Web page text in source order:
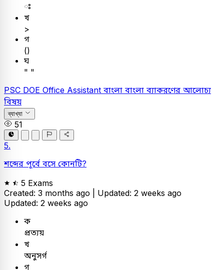
ঃ
খ
>
গ
()
ঘ
" "
PSC DOE Office Assistant বাংলা বাংলা ব্যাকরণের আলোচ্য
বিষয়
ব্যাখ্যা
51
5.
শব্দের পূর্বে বসে কোনটি?
5 Exams
Created: 3 months ago | Updated: 2 weeks ago
Updated: 2 weeks ago
ক
প্রত্যয়
খ
অনুসর্গ
গ